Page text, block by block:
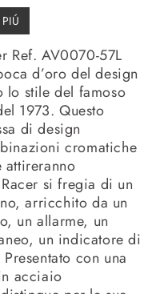
Ref. AV0070-57L
d’oro del design
stile del famoso
1973. Questo
di design
cromatiche
attireranno
Racer si fregia di un
arricchito da un
un allarme, un
un indicatore di
con una
acciaio